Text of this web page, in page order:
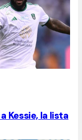
Kessie, la lista